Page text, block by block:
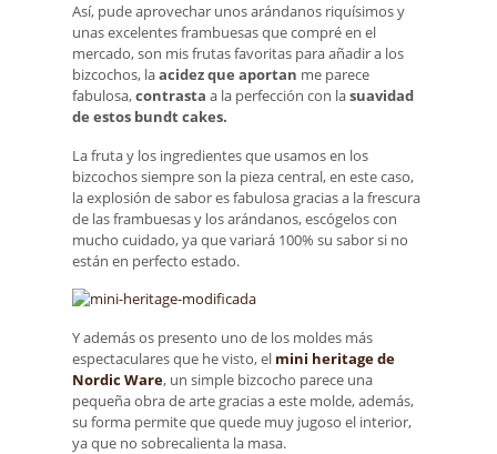
Así, pude aprovechar unos arándanos riquísimos y
unas excelentes frambuesas que compré en el
mercado, son mis frutas favoritas para añadir a los
bizcochos, laacidez que aportan me parece
fabulosa,contrasta a la perfección con lasuavidad
de estos bundt cakes.
La fruta y los ingredientes que usamos en los
bizcochos siempre son la pieza central, en este caso,
la explosión de sabor es fabulosa gracias a la frescura
de las frambuesas y los arándanos, escógelos con
mucho cuidado, ya que variará 100% su sabor si no
están en perfecto estado.
Y además os presento uno de los moldes más
espectaculares que he visto, el mini heritage de
Nordic Ware, un simple bizcocho parece una
pequeña obra de arte gracias a este molde, además,
su forma permite que quede muy jugoso el interior,
ya que no sobrecalienta la masa.